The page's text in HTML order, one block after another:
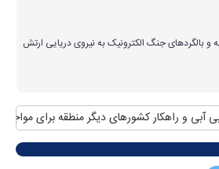
و بالگردهای جنگ الکترونیک به نیروی دریایی ارتش
آبی و راهکار کشورهای دیگر منطقه برای مواجهه